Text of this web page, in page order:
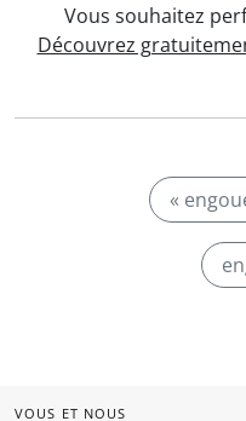
Vous souhaitez
Découvrez
«
VOUS ET NOUS